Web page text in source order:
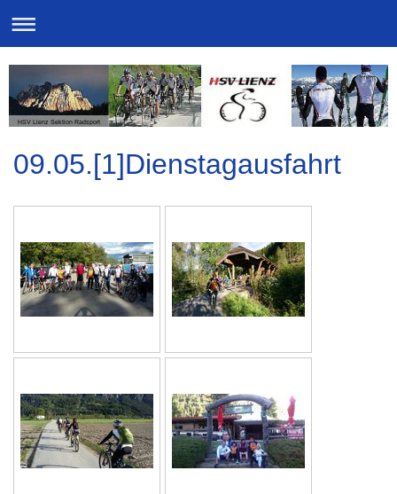
HSV Lienz Sektion Radsport
09.05.[1]Dienstagausfahrt